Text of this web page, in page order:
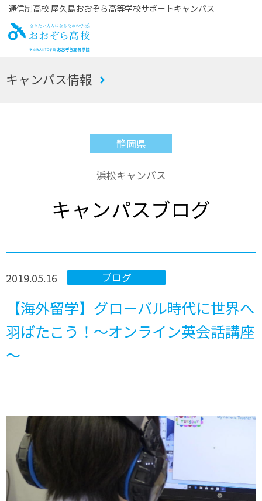
通信制高校 屋久島おおぞら高等学校サポートキャンパス
お
キャンパス情報
静岡県
浜松キャンパス
キャンパスブログ
ブログ
2019.05.16
【海外留学】グローバル時代に世界へ
羽ばたこう！～オンライン英会話講座
～